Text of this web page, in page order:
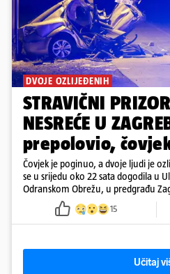
DVOJE OZLIJEĐENIH
STRAVIČNI
NESREĆE U
prepolovio,
Čovjek je poginuo, a dvoje ljudi je
se u srijedu oko 22 sata dogodila u
Odranskom Obrežu, u predgrađu
neutvrđenih razloga sletio s kolnika,
prepolovilo.
15
Učitaj